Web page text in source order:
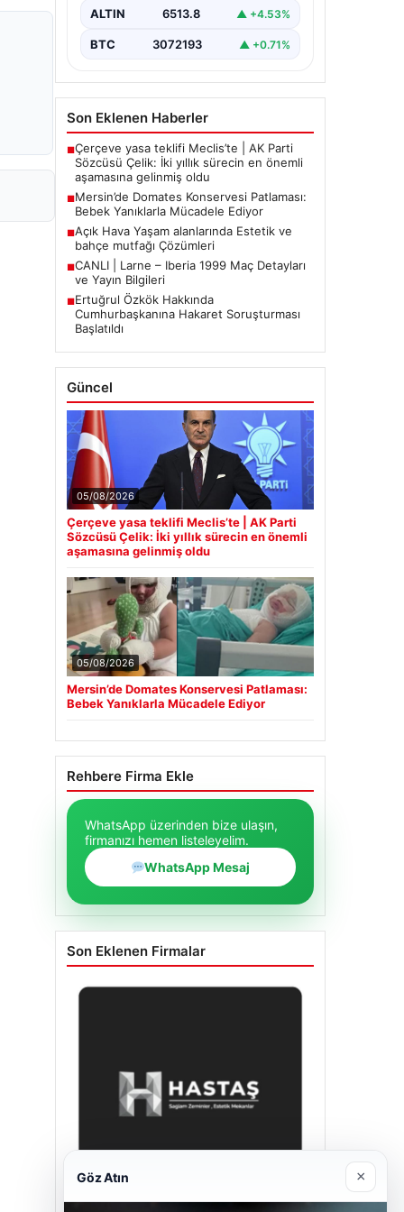
Aile, misafirlikte oldukları…
ALTIN 6513.8 ▲ +4.53%
BTC 3072193 ▲ +0.71%
Son Eklenen Haberler
■Çerçeve yasa teklifi Meclis’te | AK Parti
Sözcüsü Çelik: İki yıllık sürecin en önemli
aşamasına gelinmiş oldu
■Mersin’de Domates Konservesi Patlaması:
Bebek Yanıklarla Mücadele Ediyor
■Açık Hava Yaşam alanlarında Estetik ve
bahçe mutfağı Çözümleri
■CANLI | Larne – Iberia 1999 Maç Detayları
ve Yayın Bilgileri
■Ertuğrul Özkök Hakkında
Cumhurbaşkanına Hakaret Soruşturması
Başlatıldı
Güncel
05/08/2026
Çerçeve yasa teklifi Meclis’te | AK Parti
Sözcüsü Çelik: İki yıllık sürecin en önemli
aşamasına gelinmiş oldu
05/08/2026
Mersin’de Domates Konservesi Patlaması:
Bebek Yanıklarla Mücadele Ediyor
Rehbere Firma Ekle
WhatsApp üzerinden bize ulaşın,
firmanızı hemen listeleyelim.
WhatsApp Mesaj
Son Eklenen Firmalar
Göz Atın ×